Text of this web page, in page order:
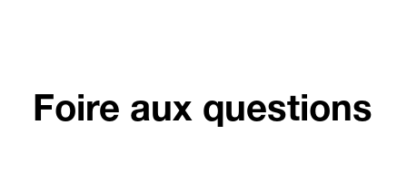
Foire aux questions